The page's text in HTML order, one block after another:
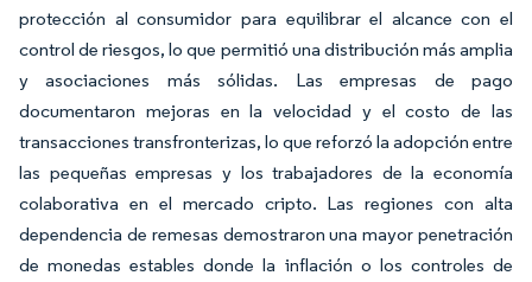
protección al consumidor para equilibrar el alcance con el
control de riesgos, lo que permitió una distribución más amplia
y asociaciones más sólidas. Las empresas de pago
documentaron mejoras en la velocidad y el costo de las
transacciones transfronterizas, lo que reforzó la adopción entre
las pequeñas empresas y los trabajadores de la economía
colaborativa en el mercado cripto. Las regiones con alta
dependencia de remesas demostraron una mayor penetración
de monedas estables donde la inflación o los controles de